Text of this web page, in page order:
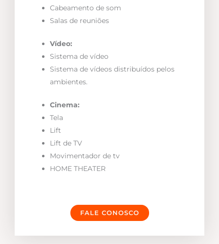
Cabeamento de som
Salas de reuniões
Vídeo:
Sistema de vídeo
Sistema de vídeos distribuídos pelos
ambientes.
Cinema:
Tela
Lift
Lift de TV
Movimentador de tv
HOME THEATER
FALE CONOSCO